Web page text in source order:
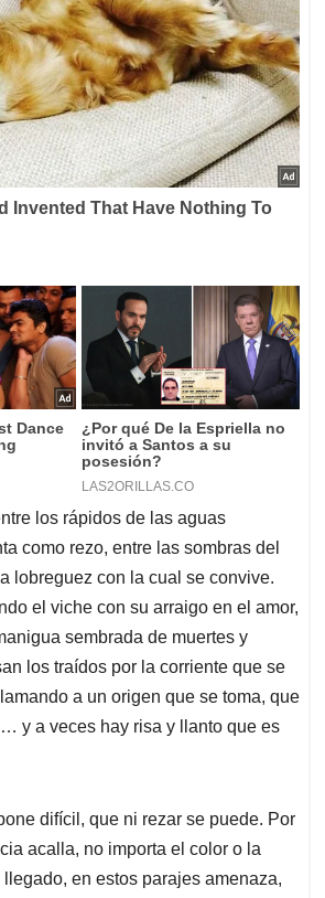
los rápidos de las aguas
como rezo, entre las sombras del
lobreguez con la cual se convive.
el viche con su arraigo en el amor,
sembrada de muertes y
los traídos por la corriente que se
a un origen que se toma, que
y a veces hay risa y llanto que es
difícil, que ni rezar se puede. Por
acalla, no importa el color o la
en estos parajes amenaza,